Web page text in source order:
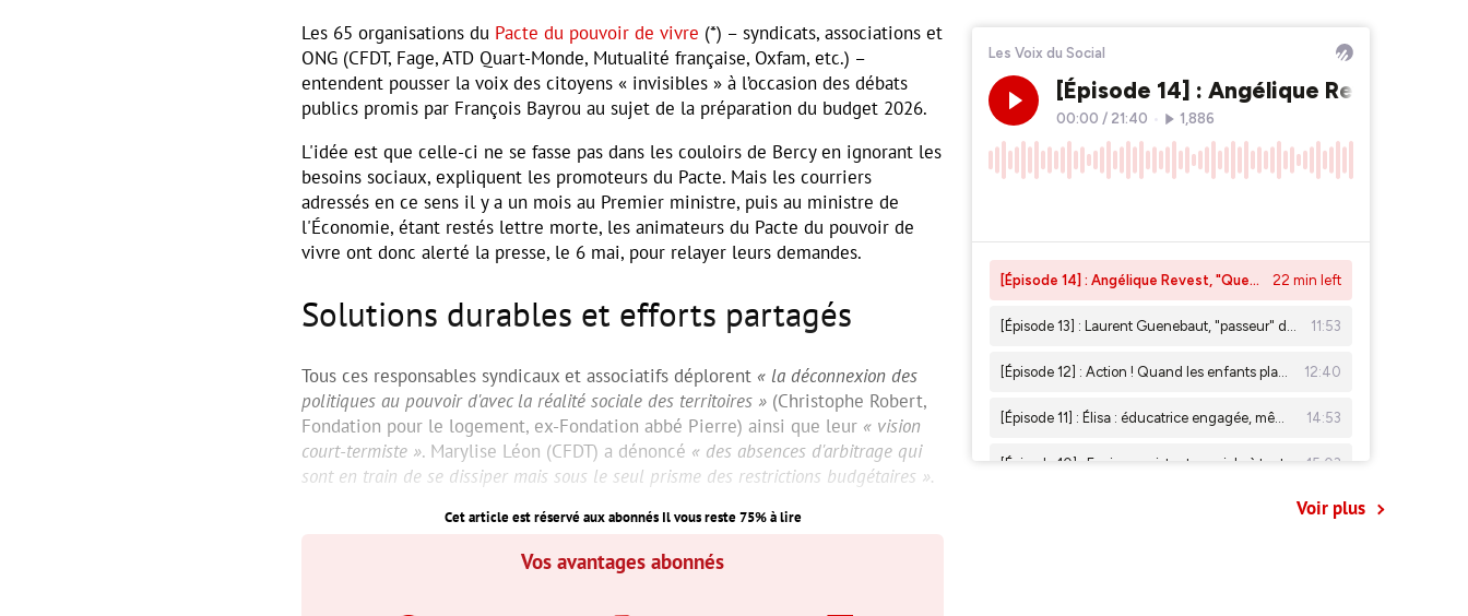
Les 65 organisations du Pacte du pouvoir de vivre (*) – syndicats, associations et
ONG (CFDT, Fage, ATD Quart-Monde, Mutualité française, Oxfam, etc.) –
entendent pousser la voix des citoyens « invisibles » à l’occasion des débats
publics promis par François Bayrou au sujet de la préparation du budget 2026.
L'idée est que celle-ci ne se fasse pas dans les couloirs de Bercy en ignorant les
besoins sociaux, expliquent les promoteurs du Pacte. Mais les courriers
adressés en ce sens il y a un mois au Premier ministre, puis au ministre de
l'Économie, étant restés lettre morte, les animateurs du Pacte du pouvoir de
vivre ont donc alerté la presse, le 6 mai, pour relayer leurs demandes.
Solutions durables et efforts partagés
Tous ces responsables syndicaux et associatifs déplorent « la déconnexion des
politiques au pouvoir d'avec la réalité sociale des territoires » (Christophe Robert,
Fondation pour le logement, ex-Fondation abbé Pierre) ainsi que leur « vision
court-termiste ». Marylise Léon (CFDT) a dénoncé « des absences d'arbitrage qui
sont en train de se dissiper mais sous le seul prisme des restrictions budgétaires ».
Cet article est réservé aux abonnés Il vous reste75% à lire
Vos avantages abonnés
Voir plus